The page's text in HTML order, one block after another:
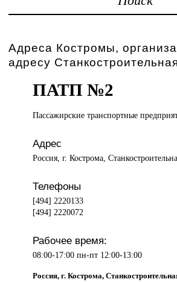
Адреса Костромы,
адресу
ПАТП №2
Пассажирские транспортные
Адрес
Россия, г. Кострома,
Телефоны
[494] 2220133
[494] 2220072
Рабочее время:
08:00-17:00 пн-пт 12:00-13:00
Россия, г. Кострома,